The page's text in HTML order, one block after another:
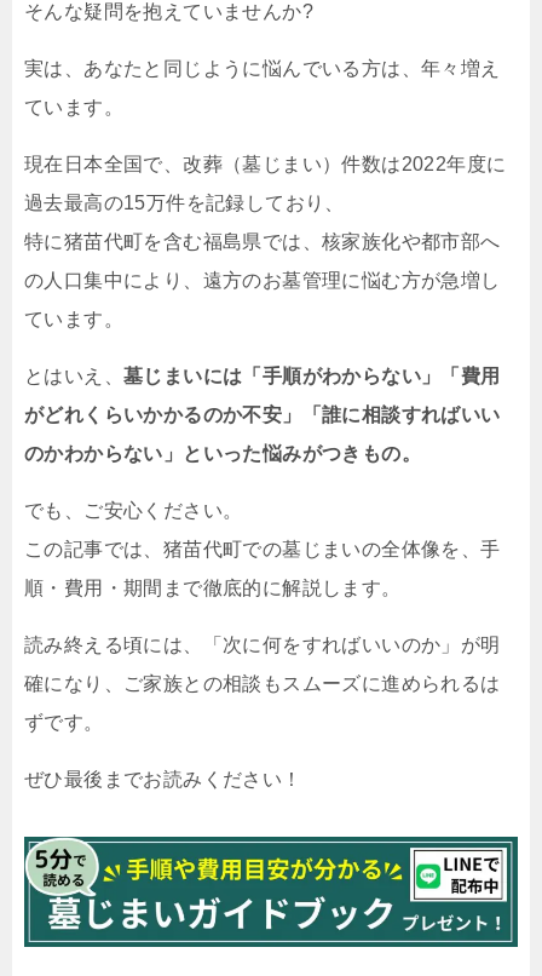
そんな疑問を抱えていませんか?
実は、あなたと同じように悩んでいる方は、年々増え
ています。
現在日本全国で、改葬（墓じまい）件数は2022年度に
過去最高の15万件を記録しており、
特に猪苗代町を含む福島県では、核家族化や都市部へ
の人口集中により、遠方のお墓管理に悩む方が急増し
ています。
とはいえ、 墓じまいには「手順がわからない」「費用
がどれくらいかかるのか不安」「誰に相談すればいい
のかわからない」といった悩みがつきもの。
でも、ご安心ください。
この記事では、猪苗代町での墓じまいの全体像を、手
順・費用・期間まで徹底的に解説します。
読み終える頃には、「次に何をすればいいのか」が明
確になり、ご家族との相談もスムーズに進められるは
ずです。
ぜひ最後までお読みください！